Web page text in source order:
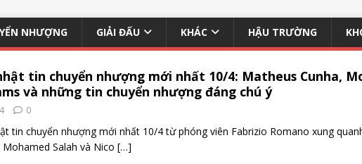
NHƯỢNG GIẢI ĐẤU KHÁC HẬU TRƯỜNG
tin chuyển nhượng mới nhất 10/4: Matheus Cunha,
và những tin chuyển nhượng đáng chú ý
0
tin chuyển nhượng mới nhất 10/4 từ phóng viên Fabrizio Romano xung
Mohamed Salah và Nico […]